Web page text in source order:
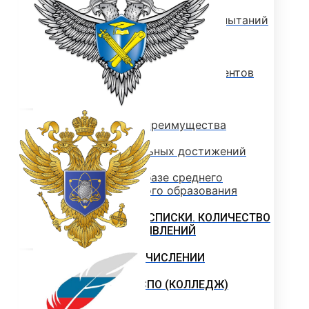
Программы вступительных испытаний
Основные сведения о ЕГЭ
Перечень необходимых документов
План приема
Особые права и преимущества
Учет индивидуальных достижений
Поступление на базе среднего
профессионального образования
РЕЙТИНГОВЫЕ СПИСКИ. КОЛИЧЕСТВО
ПОДАННЫХ ЗАЯВЛЕНИЙ
ПРИКАЗЫ О ЗАЧИСЛЕНИИ
ПРОГРАММЫ СПО (КОЛЛЕДЖ)